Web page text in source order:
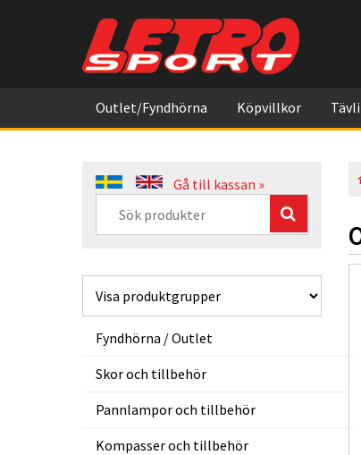
Outlet/Fyndhörna Köpvillkor
Gå till kassan »
Fyndhörna / Outlet
Skor och tillbehör
Pannlampor och tillbehör
Kompasser och tillbehör